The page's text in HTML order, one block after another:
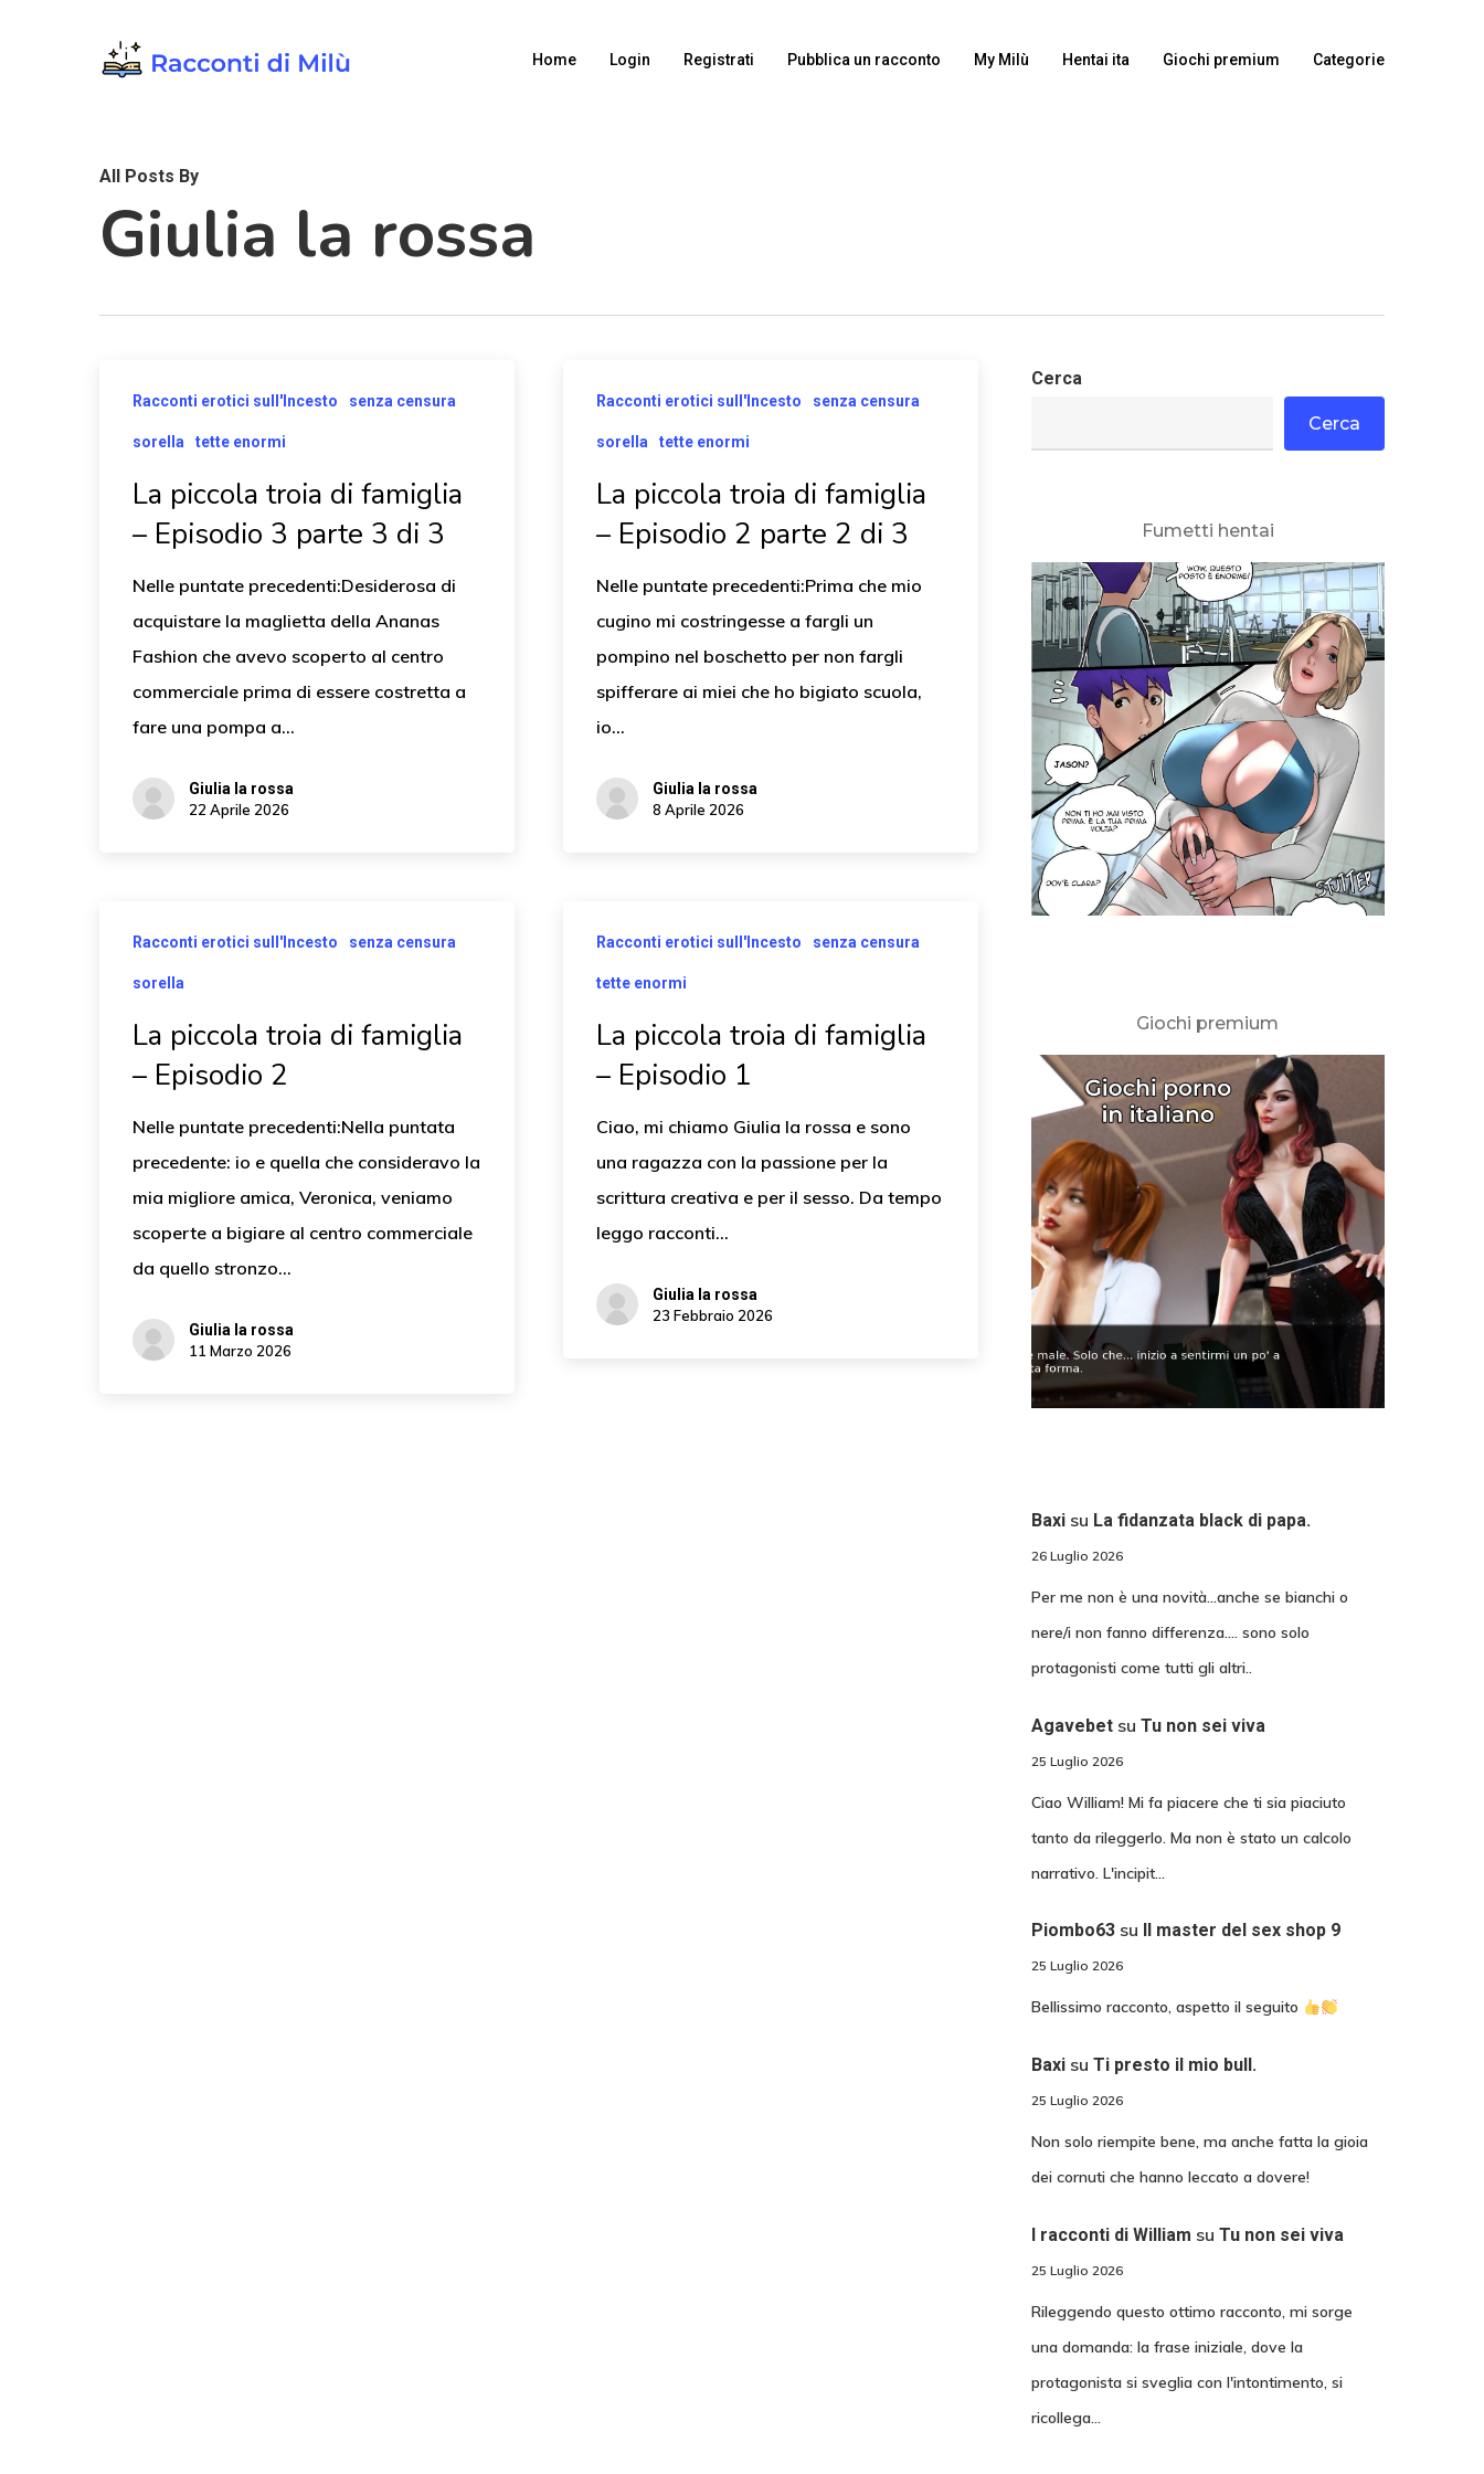
Home Login Registrati Pubblica un racconto My Milù Hentai ita Giochi premium Categorie
All Posts By
Giulia la rossa
Racconti erotici sull'Incesto senza censura
sorella tette enormi
La piccola troia di famiglia
– Episodio 3 parte 3 di 3
Nelle puntate precedenti:Desiderosa di
acquistare la maglietta della Ananas
Fashion che avevo scoperto al centro
commerciale prima di essere costretta a
fare una pompa a…
Giulia la rossa
22 Aprile 2026
Racconti erotici sull'Incesto senza censura
sorella tette enormi
La piccola troia di famiglia
– Episodio 2 parte 2 di 3
Nelle puntate precedenti:Prima che mio
cugino mi costringesse a fargli un
pompino nel boschetto per non fargli
spifferare ai miei che ho bigiato scuola,
io…
Giulia la rossa
8 Aprile 2026
Racconti erotici sull'Incesto senza censura
sorella
La piccola troia di famiglia
– Episodio 2
Nelle puntate precedenti:Nella puntata
precedente: io e quella che consideravo la
mia migliore amica, Veronica, veniamo
scoperte a bigiare al centro commerciale
da quello stronzo…
Giulia la rossa
11 Marzo 2026
Racconti erotici sull'Incesto senza censura
tette enormi
La piccola troia di famiglia
– Episodio 1
Ciao, mi chiamo Giulia la rossa e sono
una ragazza con la passione per la
scrittura creativa e per il sesso. Da tempo
leggo racconti…
Giulia la rossa
23 Febbraio 2026
Cerca
Cerca
Fumetti hentai
Giochi premium
Baxisu La fidanzata black di papa.
26 Luglio 2026
Per me non è una novità...anche se bianchi o
nere/i non fanno differenza.... sono solo
protagonisti come tutti gli altri..
Agavebetsu Tu non sei viva
25 Luglio 2026
Ciao William! Mi fa piacere che ti sia piaciuto
tanto da rileggerlo. Ma non è stato un calcolo
narrativo. L'incipit…
Piombo63su Il master del sex shop 9
25 Luglio 2026
Bellissimo racconto, aspetto il seguito
Baxisu Ti presto il mio bull.
25 Luglio 2026
Non solo riempite bene, ma anche fatta la gioia
dei cornuti che hanno leccato a dovere!
I racconti di William su Tu non sei viva
25 Luglio 2026
Rileggendo questo ottimo racconto, mi sorge
una domanda: la frase iniziale, dove la
protagonista si sveglia con l'intontimento, si
ricollega…